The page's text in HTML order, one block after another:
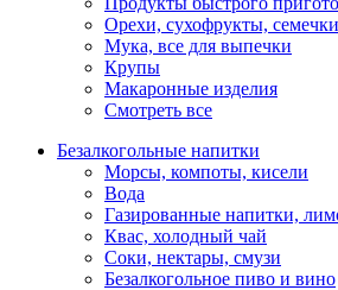
Орехи, сухофрукты, семечки
Мука, все для выпечки
Крупы
Макаронные изделия
Смотреть все
Безалкогольные напитки
Морсы, компоты, кисели
Вода
Газированные напитки,
Квас, холодный чай
Соки, нектары, смузи
Безалкогольное пиво и вино